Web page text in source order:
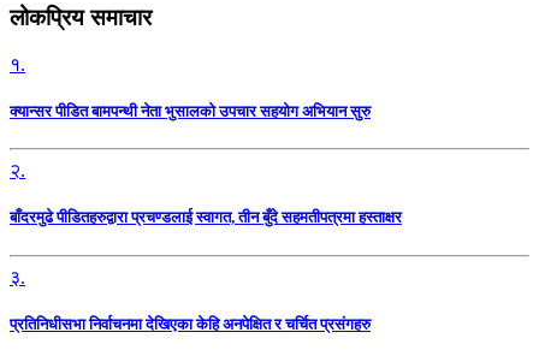
लोकप्रिय समाचार
१.
क्यान्सर पीडित बामपन्थी नेता भुसालकाे उपचार सहयोग अभियान सुरु
२.
बाँदरमुढे पीडितहरुद्वारा प्रचण्डलाई स्वागत, तीन बुँदे सहमतीपत्रमा हस्ताक्षर
३.
प्रतिनिधीसभा निर्वाचनमा देखिएका केहि अनपेक्षित र चर्चित प्रसंगहरु